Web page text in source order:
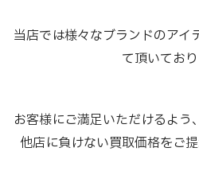
当店では様々なブランドのアイ
て頂いており
お客様にご満足いただけるよう
他店に負けない買取価格をご